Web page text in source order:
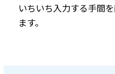
いちいち入力する手間
ます。